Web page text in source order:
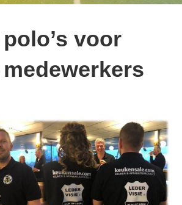
voor